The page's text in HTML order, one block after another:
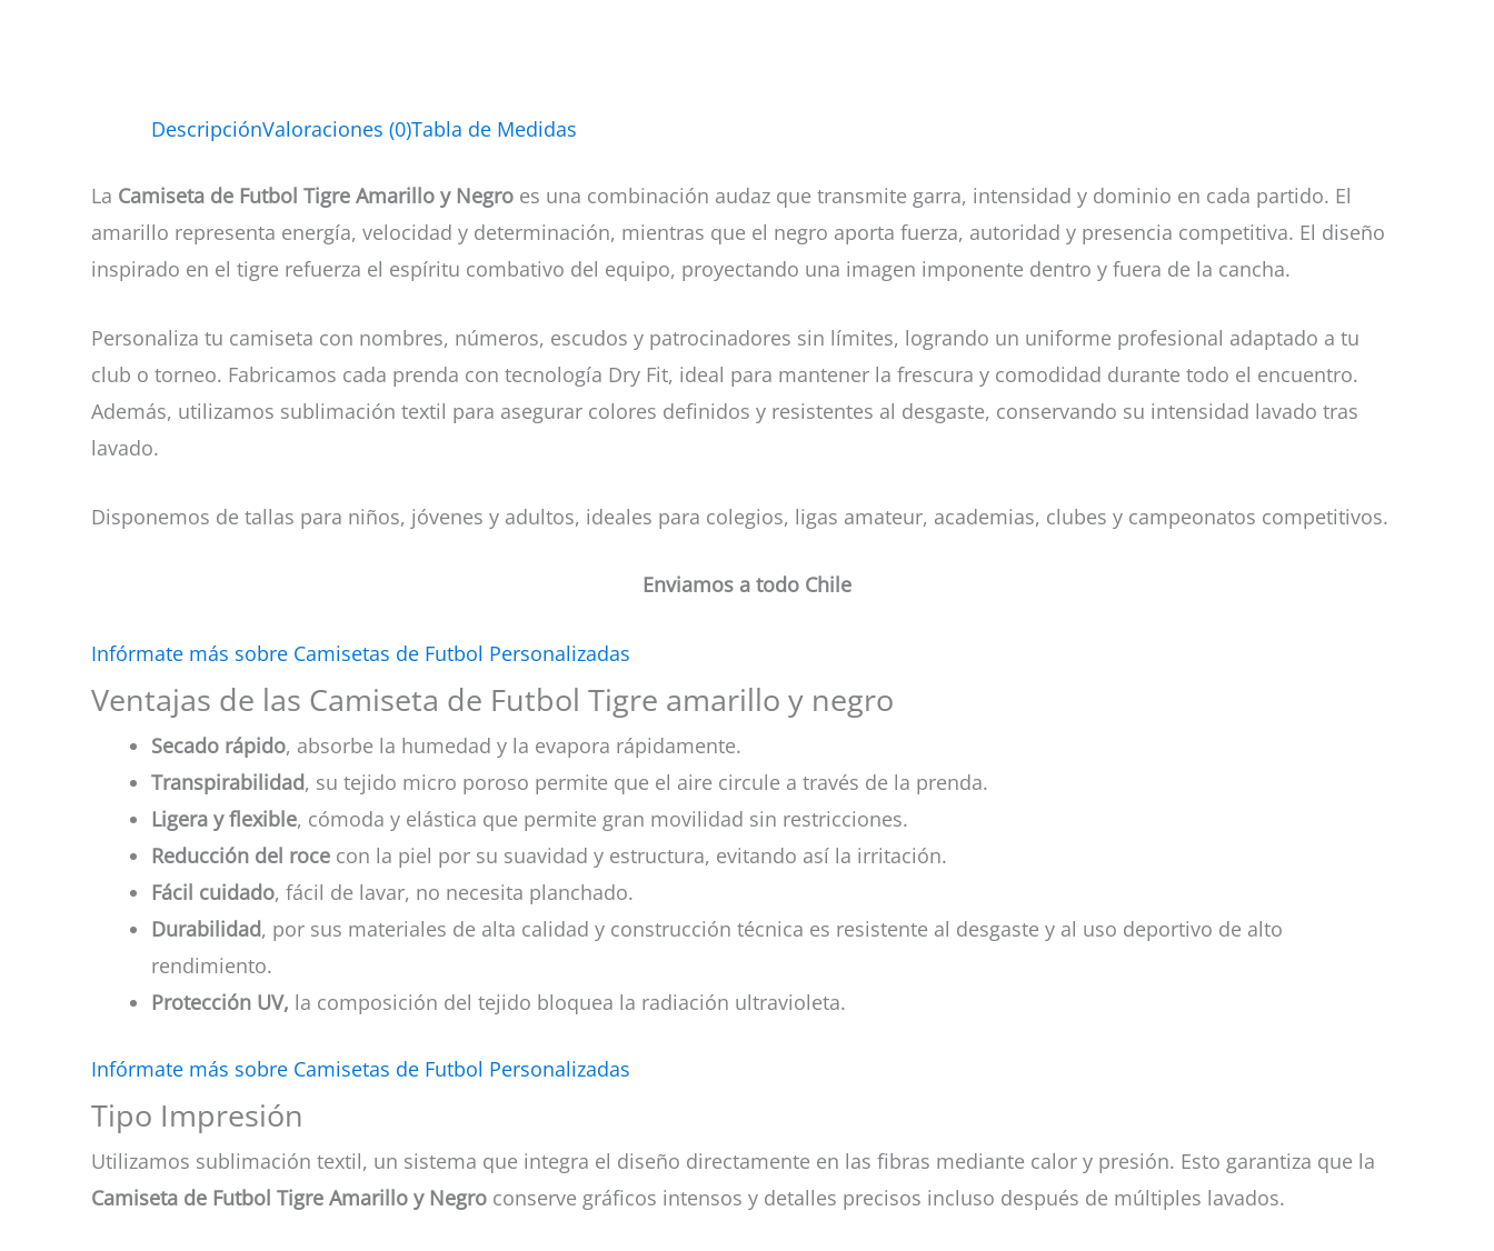
DescripciónValoraciones (0)Tabla de Medidas
La Camiseta de Futbol Tigre Amarillo y Negro es una combinación audaz que transmite garra, intensidad y dominio en cada partido. El
amarillo representa energía, velocidad y determinación, mientras que el negro aporta fuerza, autoridad y presencia competitiva. El diseño
inspirado en el tigre refuerza el espíritu combativo del equipo, proyectando una imagen imponente dentro y fuera de la cancha.
Personaliza tu camiseta con nombres, números, escudos y patrocinadores sin límites, logrando un uniforme profesional adaptado a tu
club o torneo. Fabricamos cada prenda con tecnología Dry Fit, ideal para mantener la frescura y comodidad durante todo el encuentro.
Además, utilizamos sublimación textil para asegurar colores definidos y resistentes al desgaste, conservando su intensidad lavado tras
lavado.
Disponemos de tallas para niños, jóvenes y adultos, ideales para colegios, ligas amateur, academias, clubes y campeonatos competitivos.
Enviamos a todo Chile
Infórmate más sobre Camisetas de Futbol Personalizadas
Ventajas de las Camiseta de Futbol Tigre amarillo y negro
Secado rápido, absorbe la humedad y la evapora rápidamente.
Transpirabilidad, su tejido micro poroso permite que el aire circule a través de la prenda.
Ligera y flexible, cómoda y elástica que permite gran movilidad sin restricciones.
Reducción del roce con la piel por su suavidad y estructura, evitando así la irritación.
Fácil cuidado, fácil de lavar, no necesita planchado.
Durabilidad, por sus materiales de alta calidad y construcción técnica es resistente al desgaste y al uso deportivo de alto
rendimiento.
Protección UV, la composición del tejido bloquea la radiación ultravioleta.
Infórmate más sobre Camisetas de Futbol Personalizadas
Tipo Impresión
Utilizamos sublimación textil, un sistema que integra el diseño directamente en las fibras mediante calor y presión. Esto garantiza que la
Camiseta de Futbol Tigre Amarillo y Negro conserve gráficos intensos y detalles precisos incluso después de múltiples lavados.